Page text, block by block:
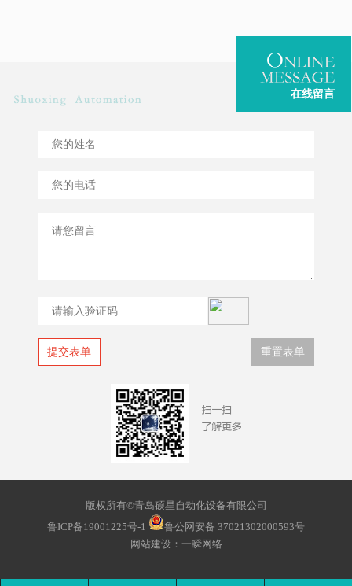
在线留言
版权所有©青岛硕星自动化设备有限公司
鲁ICP备19001225号-1
鲁公网安备 37021302000593号
网站建设 ： 一瞬网络